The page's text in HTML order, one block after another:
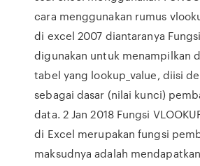
cara menggunakan rumus
di excel 2007 diantaranya
digunakan untuk menampilkan
tabel yang lookup_value, diisi
sebagai dasar (nilai kunci)
data. 2 Jan 2018 Fungsi
di Excel merupakan fungsi
maksudnya adalah